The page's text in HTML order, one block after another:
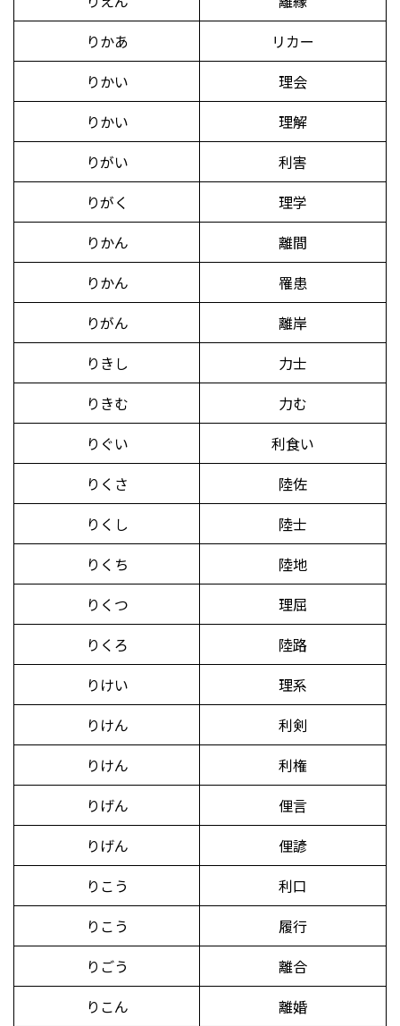
りかあ
リカー
りかい
理会
りかい
理解
りがい
利害
りがく
理学
りかん
離間
りかん
罹患
りがん
離岸
りきし
力士
りきむ
力む
りぐい
利食い
りくさ
陸佐
りくし
陸士
りくち
陸地
りくつ
理屈
りくろ
陸路
りけい
理系
りけん
利剣
りけん
利権
りげん
俚言
りげん
俚諺
りこう
利口
りこう
履行
りごう
離合
りこん
離婚